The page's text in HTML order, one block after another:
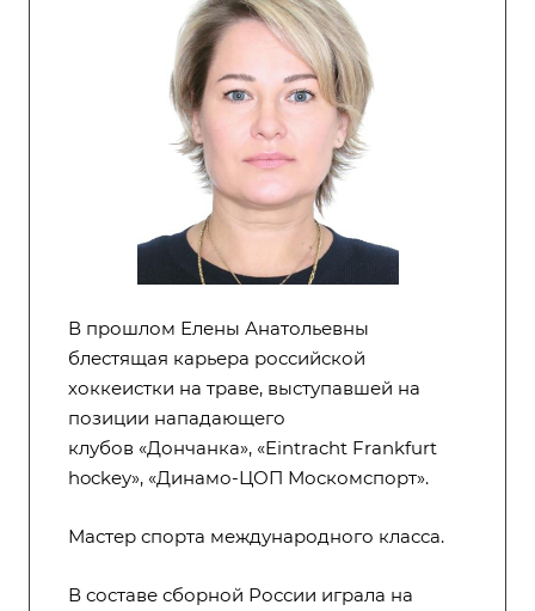
В прошлом Елены Анатольевны
блестящая карьера российской
хоккеистки на траве, выступавшей на
позиции нападающего
клубов «Дончанка», «Eintracht Frankfurt
hockey», «Динамо-ЦОП Москомспорт».
Мастер спорта международного класса.
В составе сборной России играла на